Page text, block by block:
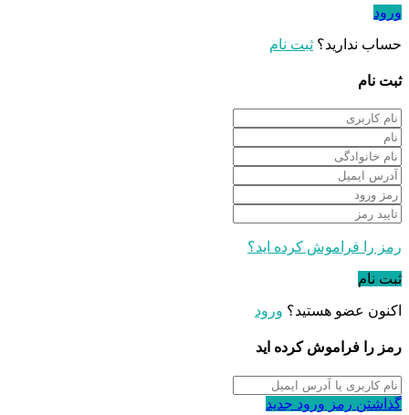
ورود
حساب ندارید؟ ثبت نام
ثبت نام
رمز را فراموش کرده اید؟
ثبت نام
اکنون عضو هستید؟ ورود
رمز را فراموش کرده اید
گذاشتن رمز ورود جدید